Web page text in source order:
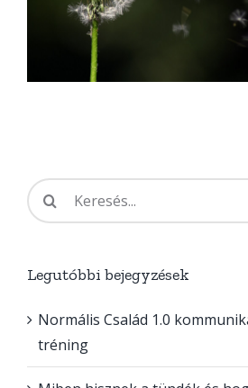
Keresés...
Legutóbbi bejegyzések
Normális Család 1.0
tréning